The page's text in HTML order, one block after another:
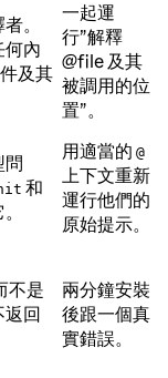
。
何內
及其
一起運
行”解釋
@file 及其
被調用的位
置”。
問
和
用適當的 @
上下文重新
運行他們的
原始提示。
不是
返回
兩分鐘安裝
後跟一個真
實錯誤。